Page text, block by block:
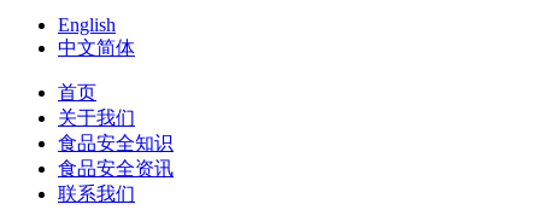
English
中文简体
首页
关于我们
食品安全知识
食品安全资讯
联系我们